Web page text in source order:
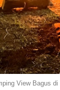
View Bagus